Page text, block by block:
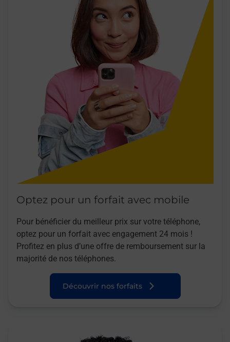
Optez pour un forfait avec mobile
Pour bénéficier du meilleur prix sur votre téléphone,
optez pour un forfait avec engagement 24 mois !
Profitez en plus d’une offre de remboursement sur la
majorité de nos téléphones.
Découvrir nos forfaits